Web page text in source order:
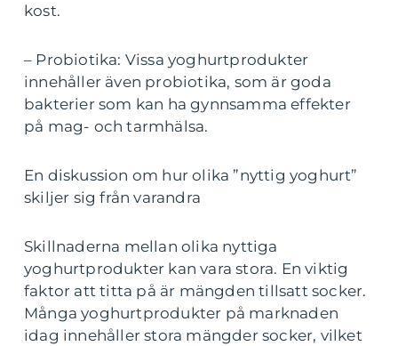
kost.
– Probiotika: Vissa yoghurtprodukter
innehåller även probiotika, som är goda
bakterier som kan ha gynnsamma effekter
på mag- och tarmhälsa.
En diskussion om hur olika ”nyttig yoghurt”
skiljer sig från varandra
Skillnaderna mellan olika nyttiga
yoghurtprodukter kan vara stora. En viktig
faktor att titta på är mängden tillsatt socker.
Många yoghurtprodukter på marknaden
idag innehåller stora mängder socker, vilket